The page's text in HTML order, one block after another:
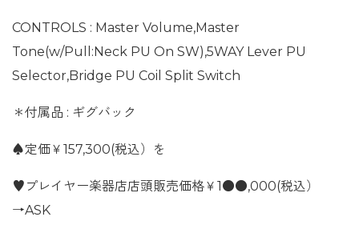
CONTROLS : Master Volume,Master
Tone(w/Pull:Neck PU On SW),5WAY Lever PU
Selector,Bridge PU Coil Split Switch
＊付属品 : ギグバック
♠定価￥157,300(税込）を
♥プレイヤー楽器店店頭販売価格￥1●●,000(税込）
→ASK